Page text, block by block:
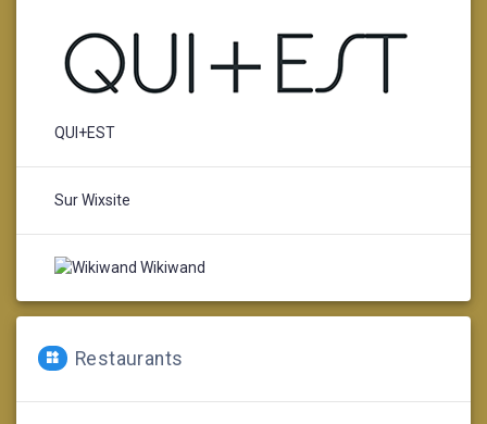
QUI+EST
Sur Wixsite
Wikiwand
Restaurants